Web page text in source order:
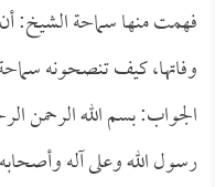
فهمت منها سماحة الشيخ:
وفاتها، كيف تنصحونه
الجواب: بسم الله الرحمن
رسول الله وعلى آله